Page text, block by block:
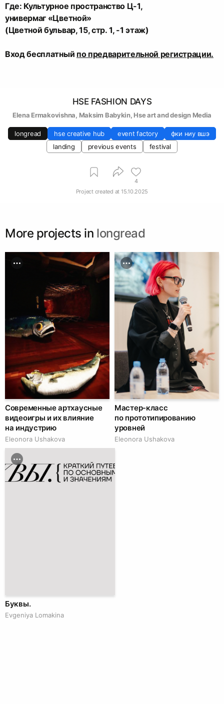
Где: Культурное пространство Ц-1,
универмаг «Цветной»
(Цветной бульвар, 15, стр. 1, -1 этаж)
Вход бесплатный по предварительной регистрации.
HSE FASHION DAYS
Elena Ermakovishna, Maksim Babykin, Hse art and design Media
longread hse creative hub event factory
фки ниу вшэ
landing
previous events festival
4
Project created at 15.10.2025
More projects in longread
Современные артхаусные
видеоигры и их влияние
на индустрию
Eleonora Ushakova
Мастер-класс
по прототипированию
уровней
Eleonora Ushakova
Буквы.
Evgeniya Lomakina